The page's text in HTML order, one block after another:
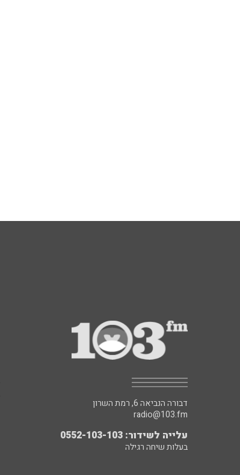
דבורה הנביאה 6, רמת השרון
radio@103.fm
עלייה לשידור: 0552-103-103
בעלות שיחה רגילה